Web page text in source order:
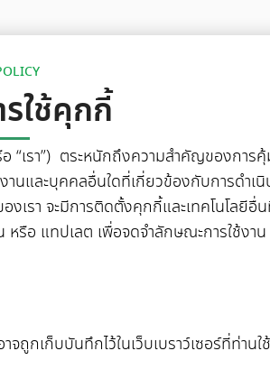
ใช้คุกกี้
“เรา”) ตระหนักถึงความสำคัญของกา
และบุคคลอื่นใดที่เกี่ยวข้องกับการดำเ
งเรา จะมีการติดตั้งคุกกี้และเทคโนโลยีอื่
รือ แทปเลต เพื่อจดจำลักษณะการใช้งา
กเก็บบันทึกไว้ในเว็บเบราว์เซอร์ที่ท่า